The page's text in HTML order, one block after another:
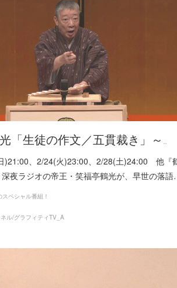
「生徒の作文／五貫裁き」～…
)21:00、2/24(火)23:00、2/28(土)24:00 他『
夜ラジオの帝王・笑福亭鶴光が、早世の落
スペシャル番組！
ル/グラフィティTV_A